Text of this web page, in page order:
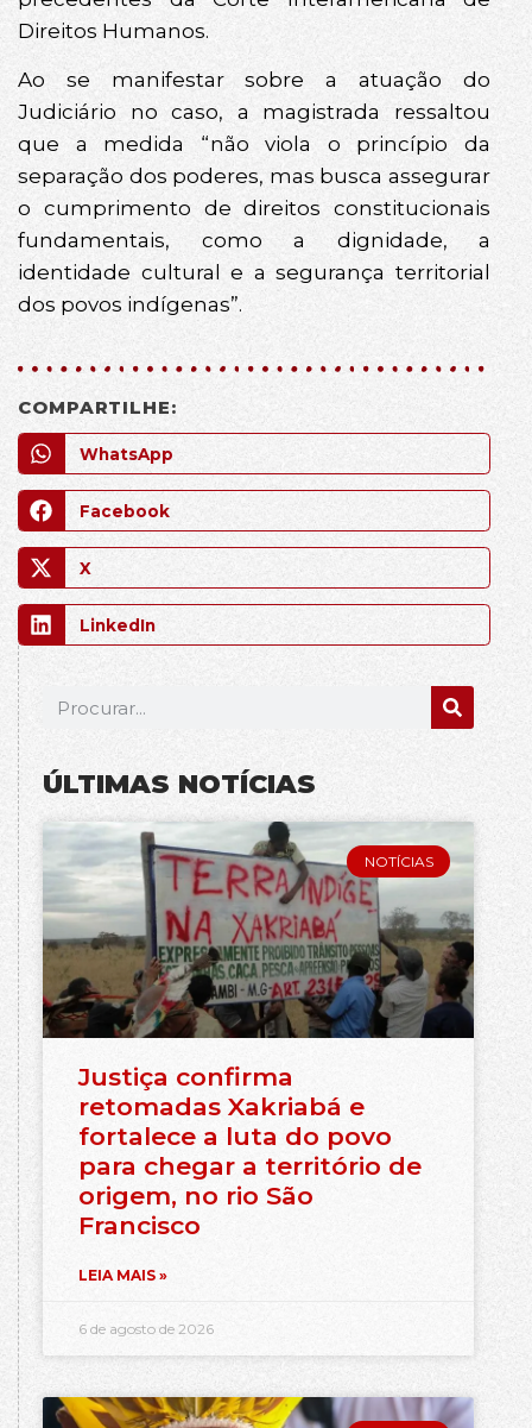
Direitos Humanos.
Ao se manifestar sobre a atuação do
Judiciário no caso, a magistrada ressaltou
que a medida “não viola o princípio da
separação dos poderes, mas busca assegurar
o cumprimento de direitos constitucionais
fundamentais, como a dignidade, a
identidade cultural e a segurança territorial
dos povos indígenas”.
COMPARTILHE:
WhatsApp
Facebook
X
LinkedIn
ÚLTIMAS NOTÍCIAS
NOTÍCIAS
Justiça confirma
retomadas Xakriabá e
fortalece a luta do povo
para chegar a território de
origem, no rio São
Francisco
LEIA MAIS »
6 de agosto de 2026